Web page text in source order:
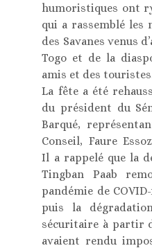
humoristiques ont
qui a rassemblé les
des Savanes venus
Togo et de la
amis et des
La fête a été
du président du
Barqué,
Conseil, Faure
Il a rappelé que la
Tingban Paab
pandémie de
puis la
sécuritaire à partir
avaient rendu